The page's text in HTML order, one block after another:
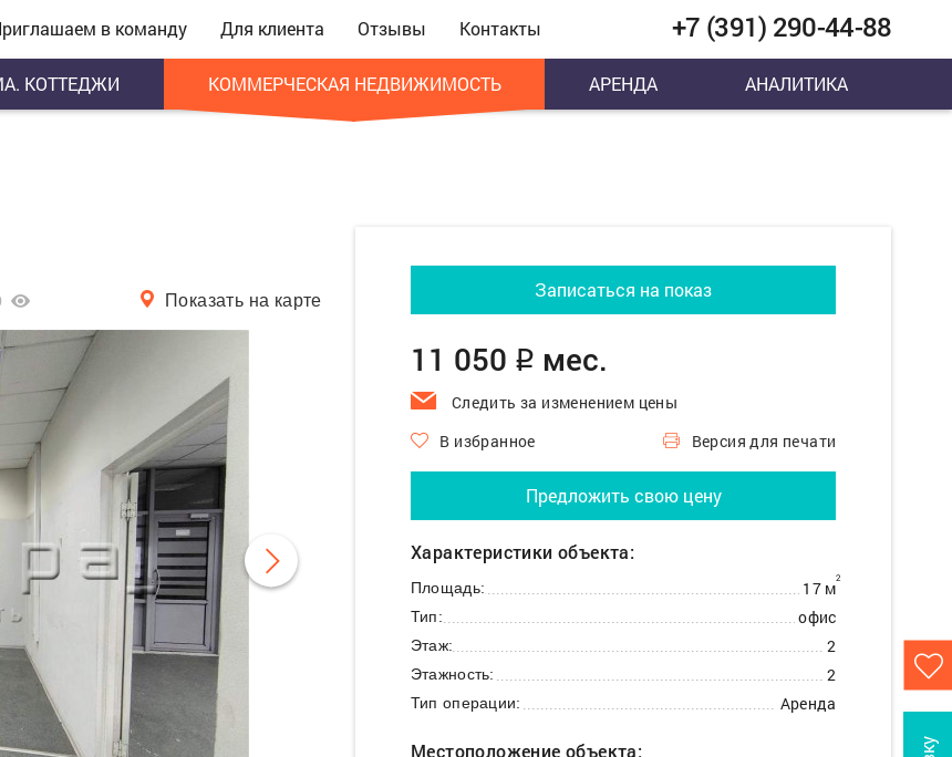
в команду Для клиента Отзывы Контакты +7 (391) 290-44-88
КОТТЕДЖИ КОММЕРЧЕСКАЯ НЕДВИЖИМОСТЬ АРЕНДА АНАЛИТИКА
Показать на карте Записаться на показ
11 050 q мес.
Следить за изменением цены
В избранное
Версия для печати
Предложить свою цену
Характеристики объекта:
Площадь: 17 м2
Тип: офис
Этаж: 2
Этажность: 2
Тип операции: Аренда
Местоположение объекта: